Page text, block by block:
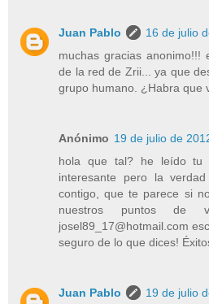
Juan Pablo
16 de julio
muchas gracias anonimo!!!
de la red de Zrii... ya que
grupo humano. ¿Habra que
Anónimo 19 de julio de
hola que tal? he leído tu
interesante pero la
contigo, que te parece si
nuestros puntos de
josel89_17@hotmail.com
seguro de lo que dices!
Juan Pablo
19 de julio